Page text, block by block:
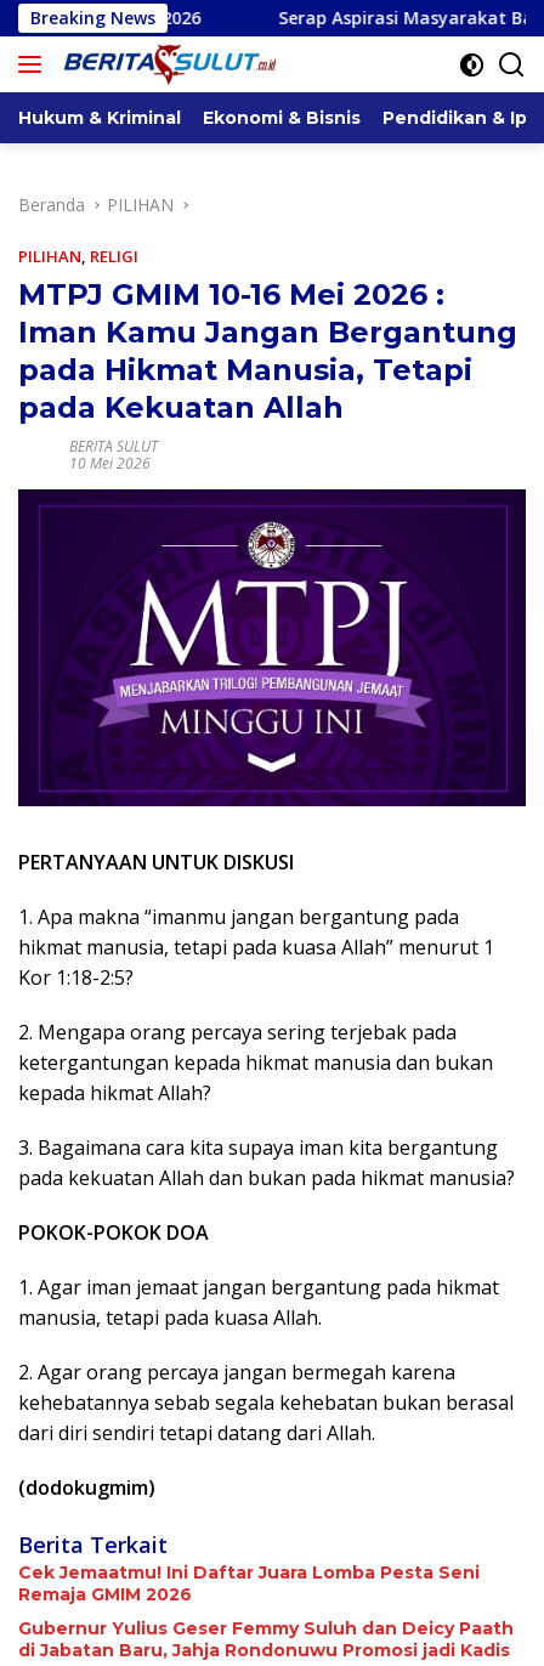
Langsung
ke
konten
Breaking News
2026 Serap Aspirasi Masyarakat Banjar Buana Kerta
Hukum & Kriminal Ekonomi & Bisnis Pendidikan &
Beranda PILIHAN
PILIHAN, RELIGI
MTPJ GMIM 10-16 Mei 2026 :
Iman Kamu Jangan Bergantung
pada Hikmat Manusia, Tetapi
pada Kekuatan Allah
BERITA SULUT
10 Mei 2026
PERTANYAAN UNTUK DISKUSI
1. Apa makna “imanmu jangan bergantung pada
hikmat manusia, tetapi pada kuasa Allah” menurut 1
Kor 1:18-2:5?
2. Mengapa orang percaya sering terjebak pada
ketergantungan kepada hikmat manusia dan bukan
kepada hikmat Allah?
3. Bagaimana cara kita supaya iman kita bergantung
pada kekuatan Allah dan bukan pada hikmat manusia?
POKOK-POKOK DOA
1. Agar iman jemaat jangan bergantung pada hikmat
manusia, tetapi pada kuasa Allah.
2. Agar orang percaya jangan bermegah karena
kehebatannya sebab segala kehebatan bukan berasal
dari diri sendiri tetapi datang dari Allah.
(dodokugmim)
Berita Terkait
Cek Jemaatmu! Ini Daftar Juara Lomba Pesta Seni
Remaja GMIM 2026
Gubernur Yulius Geser Femmy Suluh dan Deicy Paath
di Jabatan Baru, Jahja Rondonuwu Promosi jadi Kadis